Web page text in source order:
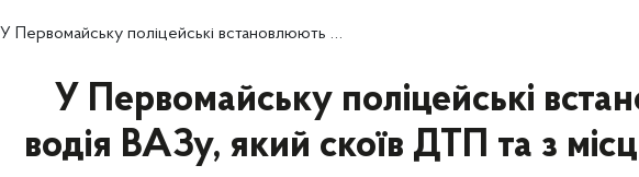
У Первомайську поліцейські встановлюють водія ВАЗу, який скоїв ДТП та з місця події втік
У Первомайську поліцейські
водія ВАЗу, який скоїв ДТП та з